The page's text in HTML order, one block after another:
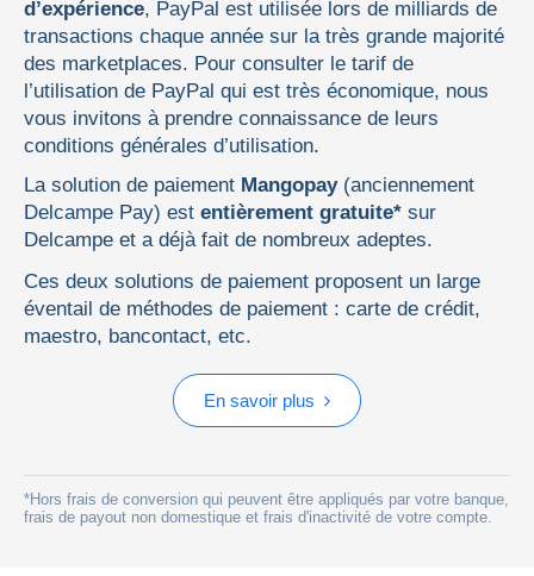
d’expérience, PayPal est utilisée lors de milliards de
transactions chaque année sur la très grande majorité
des marketplaces. Pour consulter le tarif de
l’utilisation de PayPal qui est très économique, nous
vous invitons à prendre connaissance de leurs
conditions générales d’utilisation.
La solution de paiement Mangopay(anciennement
Delcampe Pay) est entièrement gratuite* sur
Delcampe et a déjà fait de nombreux adeptes.
Ces deux solutions de paiement proposent un large
éventail de méthodes de paiement : carte de crédit,
maestro, bancontact, etc.
En savoir plus
*Hors frais de conversion qui peuvent être appliqués par votre banque,
frais de payout non domestique et frais d'inactivité de votre compte.